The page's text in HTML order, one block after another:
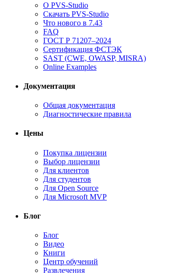
О PVS-Studio
Скачать PVS-Studio
Что нового в 7.43
FAQ
ГОСТ Р 71207–2024
Сертификация ФСТЭК
SAST (CWE, OWASP, MISRA)
Online Examples
Документация
Общая документация
Диагностические правила
Цены
Покупка лицензии
Выбор лицензии
Для клиентов
Для студентов
Для Open Source
Для Microsoft MVP
Блог
Блог
Видео
Книги
Центр обучений
Развлечения